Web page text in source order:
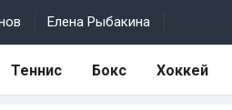
Елена Рыбакина
Теннис Бокс Хоккей